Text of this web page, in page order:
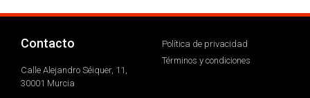
Contacto
Calle Alejandro Séiquer, 11,
30001 Murcia
Política de privacidad
Términos y condiciones